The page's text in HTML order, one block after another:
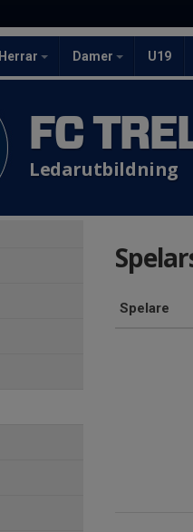
Herrar Damer U19
FC
Ledarutbildning
Spelare